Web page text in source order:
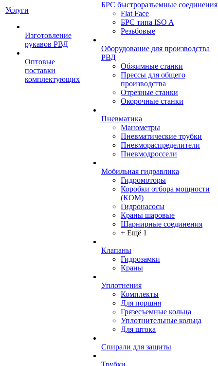
Услуги
Изготовление
рукавов РВД
Оптовые
поставки
комплектующих
БРС быстроразъемные соединения
Flat Face
БРС типа ISO A
Резьбовые
Оборудование для производства
РВД
Обжимные станки
Прессы для общего
производства
Отрезные станки
Окорочные станки
Пневматика
Манометры
Пневматические трубки
Пневмораспределители
Пневмодроссели
Мобильная гидравлика
Гидромоторы
Коробки отбора мощности
(КОМ)
Гидронасосы
Краны шаровые
Шарнирные соединения
+ Ещё 1
Клапаны
Гидрозамки
Краны
Уплотнения
Комплекты
Для поршня
Грязесъемные кольца
Уплотнительные кольца
Для штока
Спирали для защиты
Трубки